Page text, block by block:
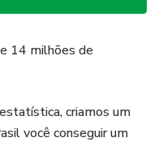
14 milhões de
criamos um
você conseguir um